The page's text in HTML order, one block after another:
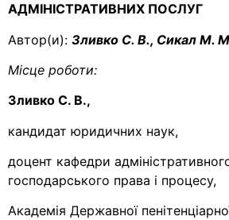
АДМІНІСТРАТИВНИХ ПОСЛУГ
Автор(и): Зливко С. В., Сикал М.
Місце роботи:
Зливко С. В.,
кандидат юридичних наук,
доцент кафедри
господарського права і процесу,
Академія Державної